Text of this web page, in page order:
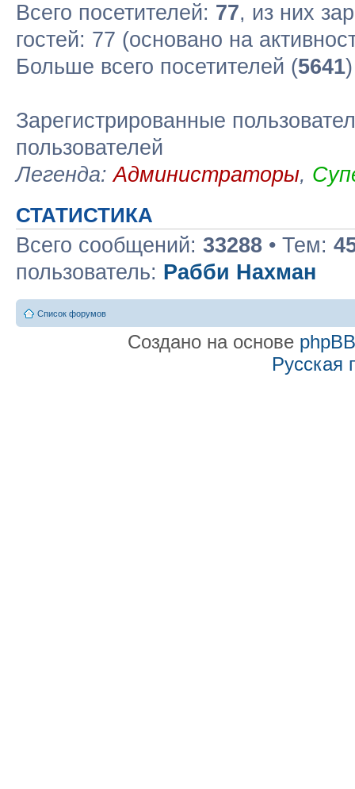
Всего посетителей: 77, из них
гостей: 77 (основано на
Больше всего посетителей (5641
Зарегистрированные
пользователей
Легенда:Администраторы,
СТАТИСТИКА
Всего сообщений: 33288 • Тем:
пользователь: Рабби Нахман
Список форумов
Создано на основе phpBB
Русская